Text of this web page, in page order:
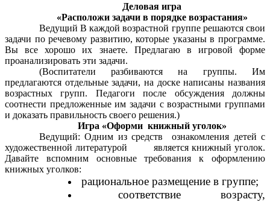
Деловая игра
«Расположи задачи в порядке возрастания»
Ведущий В каждой возрастной группе решаются свои
задачи по речевому развитию, которые указаны в программе.
Вы все хорошо их знаете. Предлагаю в игровой форме
проанализировать эти задачи.
(Воспитатели разбиваются на группы. Им
предлагаются отдельные задачи, на доске написаны названия
возрастных групп. Педагоги после обсуждения должны
соотнести предложенные им задачи с возрастными группами
и доказать правильность своего решения.)
Игра «Оформи книжный уголок»
Ведущий: Одним из средств ознакомления детей с
художественной литературой является книжный уголок.
Давайте вспомним основные требования к оформлению
книжных уголков:
рациональное размещение в группе;
соответствие возрасту,